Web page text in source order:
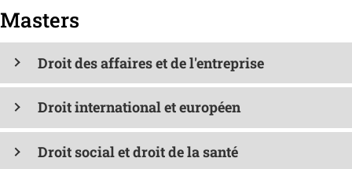
Masters
Droit des affaires et de l'entreprise
Droit international et européen
Droit social et droit de la santé